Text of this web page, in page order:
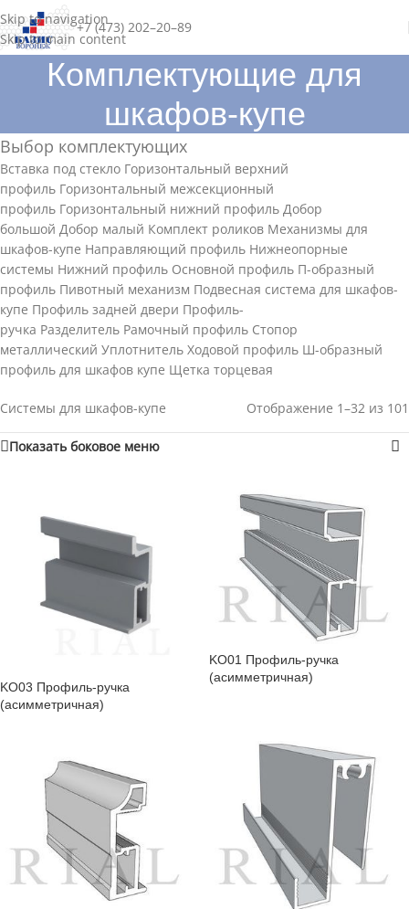
Skip to navigation
Skip to main content
+7 (473) 202–20–89
Комплектующие для
шкафов-купе
Выбор комплектующих
Вставка под стекло Горизонтальный верхний
профиль Горизонтальный межсекционный
профиль Горизонтальный нижний профиль Добор
большой Добор малый Комплект роликов Механизмы для
шкафов-купе Направляющий профиль Нижнеопорные
системы Нижний профиль Основной профиль П-образный
профиль Пивотный механизм Подвесная система для шкафов-
купе Профиль задней двери Профиль-
ручка Разделитель Рамочный профиль Стопор
металлический Уплотнитель Ходовой профиль Ш-образный
профиль для шкафов купе Щетка торцевая
Системы для шкафов-купе Отображение 1–32 из 101
Показать боковое меню
KO03 Профиль-ручка
(асимметричная)
KO01 Профиль-ручка
(асимметричная)